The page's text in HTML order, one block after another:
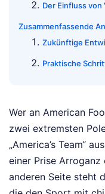
Der Einfluss
Zusammenfassende
Zukünftige
Praktische
Wer an American
zwei extremsten
„America’s Team“
einer Prise
anderen Seite steht